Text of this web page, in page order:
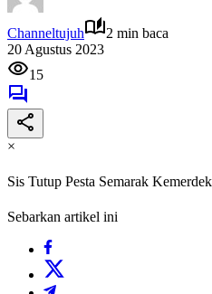
Channeltujuh
2 min baca
20 Agustus 2023
15
×
Sis Tutup Pesta Semarak
Sebarkan artikel ini